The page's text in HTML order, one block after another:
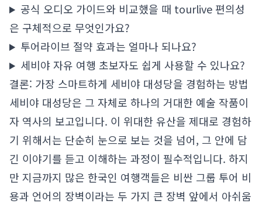
공식 오디오 가이드와 비교했을 때 tourlive 편의성
은 구체적으로 무엇인가요?
투어라이브 절약 효과는 얼마나 되나요?
세비야 자유 여행 초보자도 쉽게 사용할 수 있나요?
결론: 가장 스마트하게 세비야 대성당을 경험하는 방법
세비야 대성당은 그 자체로 하나의 거대한 예술 작품이
자 역사의 보고입니다. 이 위대한 유산을 제대로 경험하
기 위해서는 단순히 눈으로 보는 것을 넘어, 그 안에 담
긴 이야기를 듣고 이해하는 과정이 필수적입니다. 하지
만 지금까지 많은 한국인 여행객들은 비싼 그룹 투어 비
용과 언어의 장벽이라는 두 가지 큰 장벽 앞에서 아쉬움